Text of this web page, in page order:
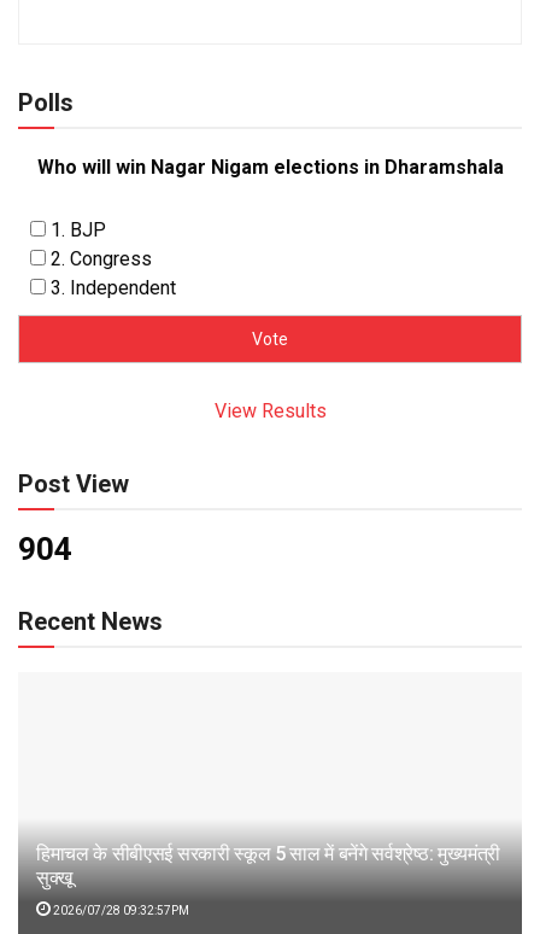
Polls
Who will win Nagar Nigam elections in Dharamshala
1. BJP
2. Congress
3. Independent
View Results
Post View
904
Recent News
हिमाचल के सीबीएसई सरकारी स्कूल 5 साल में बनेंगे सर्वश्रेष्ठ: मुख्यमंत्री
सुक्खू
2026/07/28 09:32:57PM